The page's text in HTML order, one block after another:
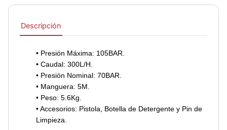
Descripción
• Presión Máxima: 105BAR.
• Caudal: 300L/H.
• Presión Nominal: 70BAR.
• Manguera: 5M.
• Peso: 5.6Kg.
• Accesorios: Pistola, Botella de Detergente y Pin de
Limpieza.